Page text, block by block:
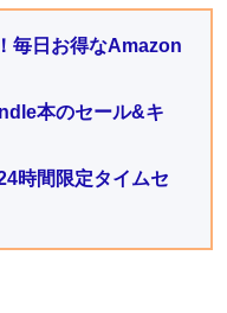
毎日お得なAmazon
本のセール&キ
時間限定タイムセ